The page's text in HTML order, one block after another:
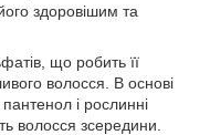
здоровішим та
що робить її
волосся. В основі
і рослинні
волосся зсередини.